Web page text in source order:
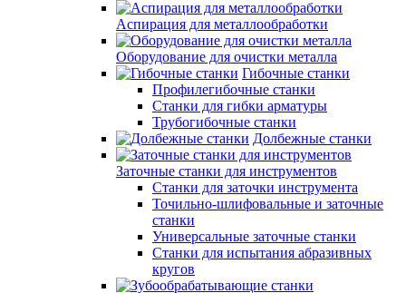
Аспирация для металлообработки
Оборудование для очистки металла
Гибочные станки
Профилегибочные станки
Станки для гибки арматуры
Трубогибочные станки
Долбежные станки
Заточные станки для инструментов
Станки для заточки инструмента
Точильно-шлифовальные и заточные
станки
Универсальные заточные станки
Станки для испытания абразивных
кругов